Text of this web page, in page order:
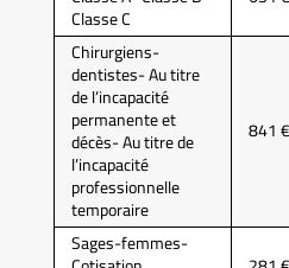
Classe C
Chirurgiens-
dentistes- Au titre
de l’incapacité
permanente et
décès- Au titre de
l’incapacité
professionnelle
temporaire
841
Sages-femmes-